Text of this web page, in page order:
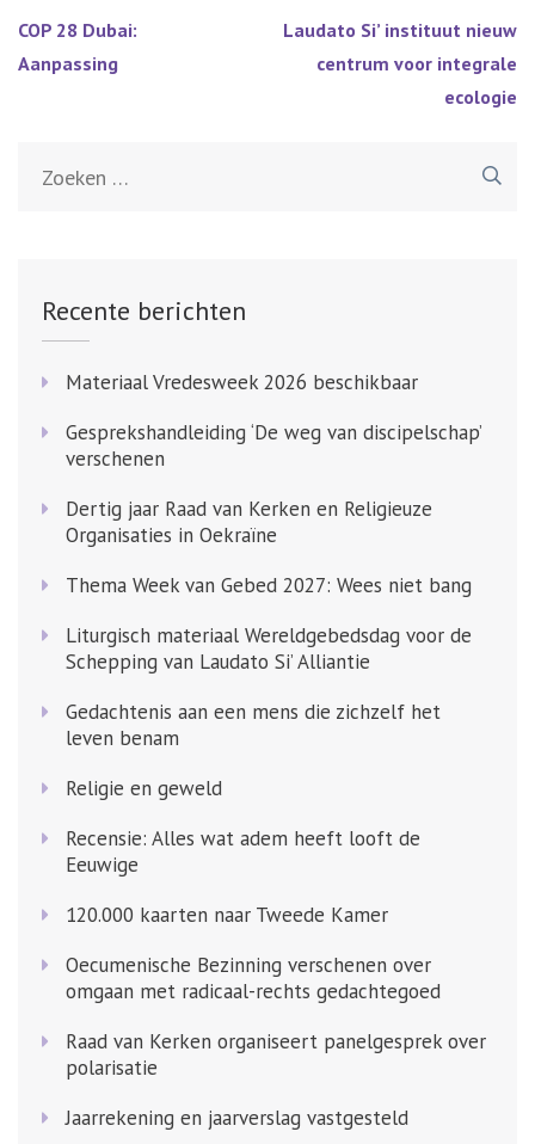
Bericht
navigatie
COP 28 Dubai:
Aanpassing
Laudato Si’ instituut nieuw
centrum voor integrale
ecologie
Recente berichten
Materiaal Vredesweek 2026 beschikbaar
Gesprekshandleiding ‘De weg van discipelschap’
verschenen
Dertig jaar Raad van Kerken en Religieuze
Organisaties in Oekraïne
Thema Week van Gebed 2027: Wees niet bang
Liturgisch materiaal Wereldgebedsdag voor de
Schepping van Laudato Si’ Alliantie
Gedachtenis aan een mens die zichzelf het
leven benam
Religie en geweld
Recensie: Alles wat adem heeft looft de
Eeuwige
120.000 kaarten naar Tweede Kamer
Oecumenische Bezinning verschenen over
omgaan met radicaal-rechts gedachtegoed
Raad van Kerken organiseert panelgesprek over
polarisatie
Jaarrekening en jaarverslag vastgesteld